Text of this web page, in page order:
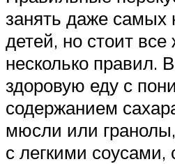
занять даже самых
детей, но стоит
несколько правил.
здоровую еду с
содержанием
мюсли или
с легкими